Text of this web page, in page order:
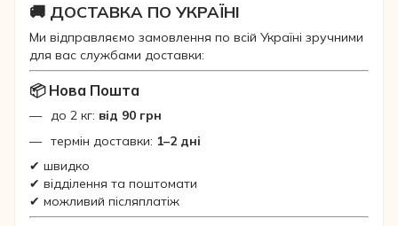
🚚 ДОСТАВКА ПО УКРАЇНІ
Ми відправляємо замовлення по всій Україні зручними
для вас службами доставки:
📦 Нова Пошта
до 2 кг: від 90 грн
термін доставки: 1–2 дні
✔ швидко
✔ відділення та поштомати
✔ можливий післяплатіж